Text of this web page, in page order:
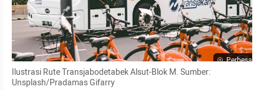
Perbesar
Ilustrasi Rute Transjabodetabek Alsut-Blok M. Sumber:
Unsplash/Pradamas Gifarry